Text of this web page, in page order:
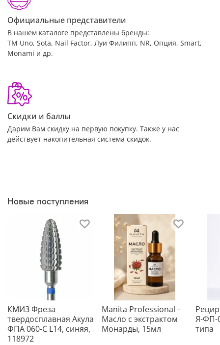
Официальные представители
В нашем каталоге представлены бренды:
ТМ Uno, Sota, Nail Factor, Луи Филипп, NR, Опция, Smart,
Monami и др.
Скидки и баллы
Дарим Вам скидку на первую покупку. Также у нас
действует накопительная система скидок.
Новые поступления
КМИЗ Фреза
твердосплавная Акула
ФПА 060-С L14, синяя,
118972
Manita Professional -
Масло с экстрактом
Монарды, 15мл
Я-ФП-
типа